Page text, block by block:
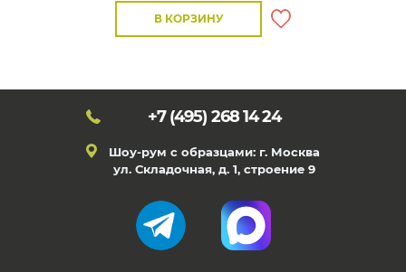
В КОРЗИНУ
+7 (495) 268 14 24
Шоу-рум с образцами: г. Москва
ул. Складочная, д. 1, строение 9